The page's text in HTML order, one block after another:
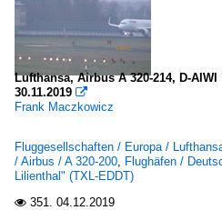
Lufthansa, Airbus A 320-214, D-
30.11.2019 
Frank Maczkowicz
Fluggesellschaften / Europa /
/ Airbus / A 320-200, Flughäfen /
Lilienthal" (TXL-EDDT)
 351. 04.12.2019